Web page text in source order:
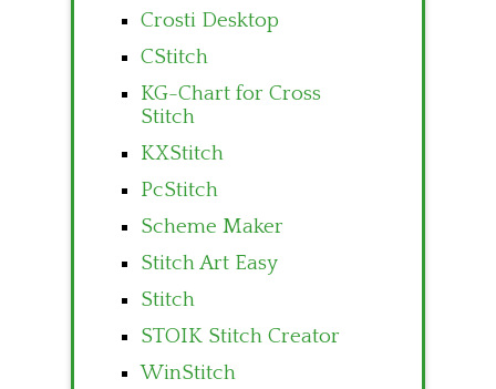
Crosti Desktop
CStitch
KG-Chart for Cross
Stitch
KXStitch
PcStitch
Scheme Maker
Stitch Art Easy
Stitch
STOIK Stitch Creator
WinStitch